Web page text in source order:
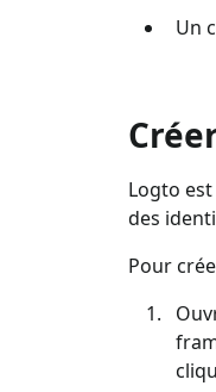
Un
Logto
des
Pour